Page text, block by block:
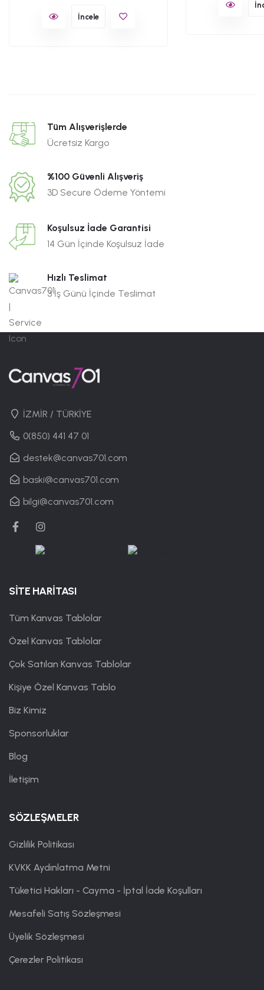
İncele
Tüm Alışverişlerde
Ücretsiz Kargo
%100 Güvenli Alışveriş
3D Secure Ödeme Yöntemi
Koşulsuz İade Garantisi
14 Gün İçinde Koşulsuz İade
Hızlı Teslimat
3 İş Günü İçinde Teslimat
İZMİR / TÜRKİYE
0(850) 441 47 01
destek@canvas701.com
baski@canvas701.com
bilgi@canvas701.com
SİTE HARİTASI
Tüm Kanvas Tablolar
Özel Kanvas Tablolar
Çok Satılan Kanvas Tablolar
Kişiye Özel Kanvas Tablo
Biz Kimiz
Sponsorluklar
Blog
İletişim
SÖZLEŞMELER
Gizlilik Politikası
KVKK Aydınlatma Metni
Tüketici Hakları - Cayma - İptal İade Koşulları
Mesafeli Satış Sözleşmesi
Üyelik Sözleşmesi
Çerezler Politikası